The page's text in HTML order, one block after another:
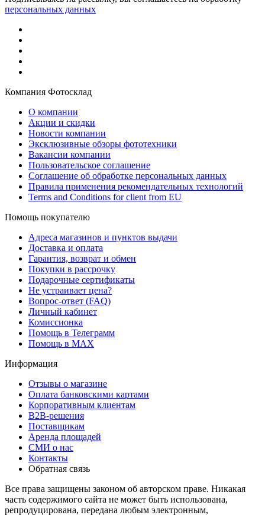
персональных данных
Компания Фотосклад
О компании
Акции и скидки
Новости компании
Эксклюзивные обзоры фототехники
Вакансии компании
Пользовательское соглашение
Соглашение об обработке персональных данных
Правила применения рекомендательных технологий
Terms and Conditions for client from EU
Помощь покупателю
Адреса магазинов и пунктов выдачи
Доставка и оплата
Гарантия, возврат и обмен
Покупки в рассрочку
Подарочные сертификаты
Не устраивает цена?
Вопрос-ответ (FAQ)
Личный кабинет
Комиссионка
Помощь в Телеграмм
Помощь в MAX
Информация
Отзывы о магазине
Оплата банковскими картами
Корпоративным клиентам
B2B-решения
Поставщикам
Аренда площадей
СМИ о нас
Контакты
Обратная связь
Все права защищены законом об авторском праве. Никакая
часть содержимого сайта не может быть использована,
репродуцирована, передана любым электронным,